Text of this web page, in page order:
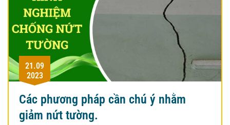
21.09
2023
Các phương pháp cần chú ý nhằm
giảm nứt tường.